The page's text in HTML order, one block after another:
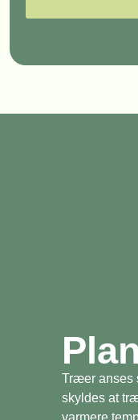
Træer anses
skyldes at
varmere